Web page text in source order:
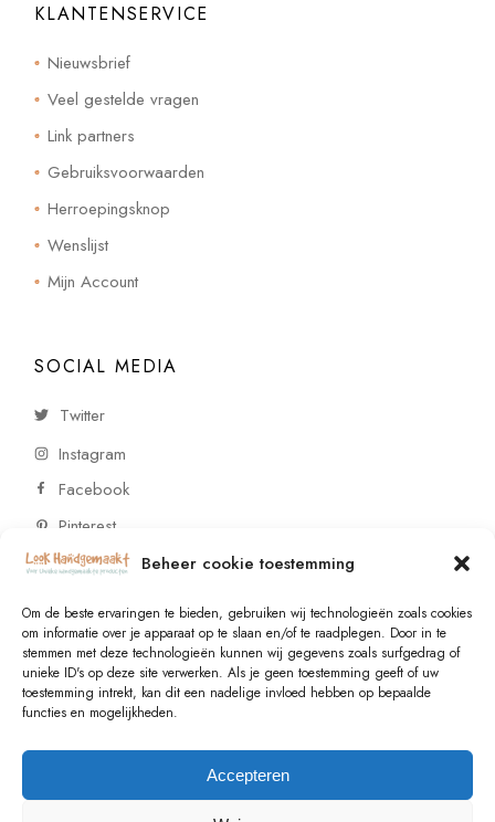
Beheer cookie toestemming
Om de beste ervaringen te bieden, gebruiken wij technologieën zoals cookies
om informatie over je apparaat op te slaan en/of te raadplegen. Door in te
stemmen met deze technologieën kunnen wij gegevens zoals surfgedrag of
unieke ID's op deze site verwerken. Als je geen toestemming geeft of uw
toestemming intrekt, kan dit een nadelige invloed hebben op bepaalde
functies en mogelijkheden.
Accepteren
KLANTENSERVICE
Nieuwsbrief
Veel gestelde vragen
Link partners
Gebruiksvoorwaarden
Herroepingsknop
Wenslijst
Mijn Account
SOCIAL MEDIA
Twitter
Instagram
Facebook
Pinterest
CONTACT
Vragen of wensen? Neem contact op!
+31 (0)6 229 021 29